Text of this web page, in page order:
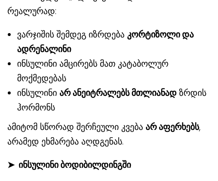
რეალურად:
ვარჯიშის შემდეგ იზრდება კორტიზოლი და
ადრენალინი
ინსულინი ამცირებს მათ კატაბოლურ
მოქმედებას
ინსულინი არ ანეიტრალებს მთლიანად ზრდის
ჰორმონს
ამიტომ სწორად შერჩეული კვება არ აფერხებს,
არამედ ეხმარება აღდგენას.
➤ ინსულინი ბოდიბილდინგში